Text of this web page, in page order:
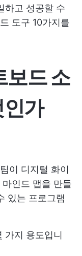
하고 성공할 수
도구 10가지를
드 소
가
이 디지털 화이
인드 맵을 만들
있는 프로그램
가지 용도입니